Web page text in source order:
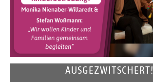
AUSGEZWITSCHERT!